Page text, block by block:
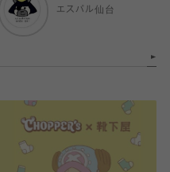
エスパル仙台